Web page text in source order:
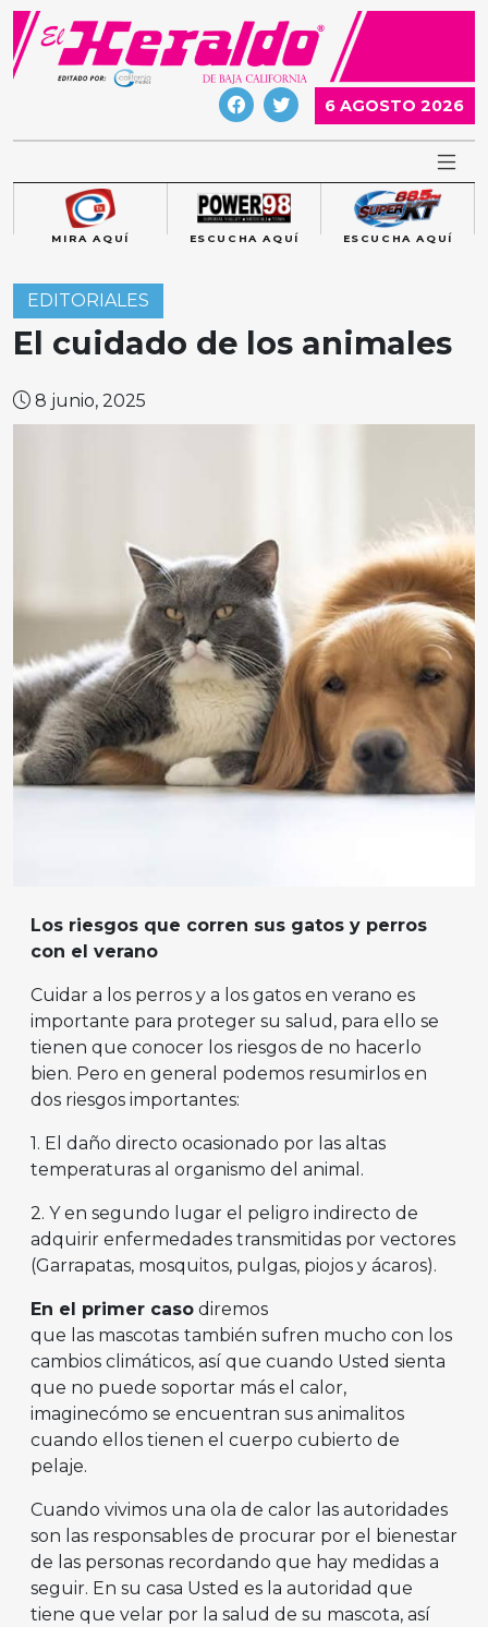
Skip
content
6 AGOSTO 2026
MIRA AQUÍ ESCUCHA AQUÍ ESCUCHA AQUÍ
EDITORIALES
El cuidado de los animales
8 junio, 2025
Los riesgos que corren sus gatos y perros
con el verano
Cuidar a los perros y a los gatos en verano es
importante para proteger su salud, para ello se
tienen que conocer los riesgos de no hacerlo
bien. Pero en general podemos resumirlos en
dos riesgos importantes:
1. El daño directo ocasionado por las altas
temperaturas al organismo del animal.
2. Y en segundo lugar el peligro indirecto de
adquirir enfermedades transmitidas por vectores
(Garrapatas, mosquitos, pulgas, piojos y ácaros).
En el primer caso diremos
que las mascotas también sufren mucho con los
cambios climáticos, así que cuando Usted sienta
que no puede soportar más el calor,
imaginecómo se encuentran sus animalitos
cuando ellos tienen el cuerpo cubierto de
pelaje.
Cuando vivimos una ola de calor las autoridades
son las responsables de procurar por el bienestar
de las personas recordando que hay medidas a
seguir. En su casa Usted es la autoridad que
tiene que velar por la salud de su mascota, así